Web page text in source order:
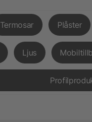
Termosar Plåster
Ljus